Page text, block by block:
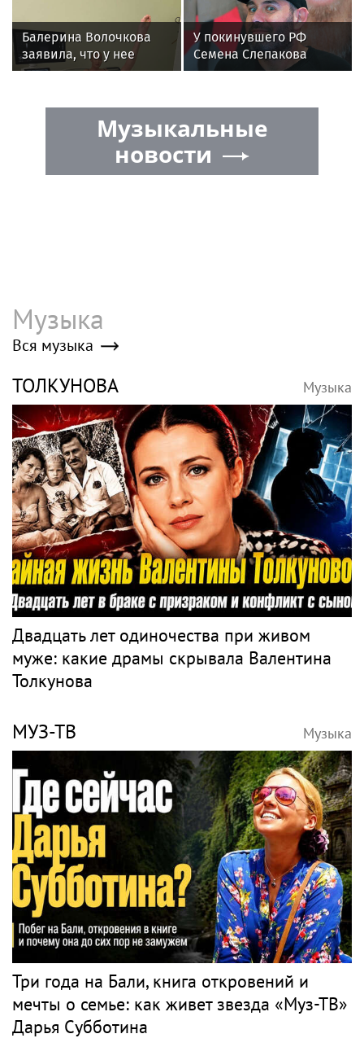
Балерина Волочкова
заявила, что у нее
появилась гематома
У покинувшего РФ
Семена Слепакова
нашли еще две
Музыкальные
новости
Музыка
Вся музыка
ТОЛКУНОВА Музыка
Двадцать лет одиночества при живом
муже: какие драмы скрывала Валентина
Толкунова
МУЗ-ТВ Музыка
Три года на Бали, книга откровений и
мечты о семье: как живет звезда «Муз-ТВ»
Дарья Субботина